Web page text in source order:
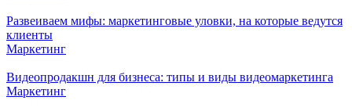
Развеиваем мифы: маркетинговые уловки, на которые ведутся
клиенты
Маркетинг
Видеопродакшн для бизнеса: типы и виды видеомаркетинга
Маркетинг